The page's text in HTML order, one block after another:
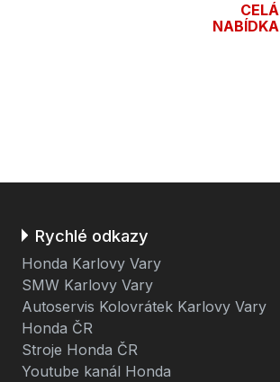
CELÁ
NABÍDKA
Rychlé odkazy
Honda Karlovy Vary
SMW Karlovy Vary
Autoservis Kolovrátek Karlovy Vary
Honda ČR
Stroje Honda ČR
Youtube kanál Honda